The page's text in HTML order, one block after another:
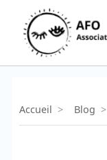
contenu
Accueil > Blog >